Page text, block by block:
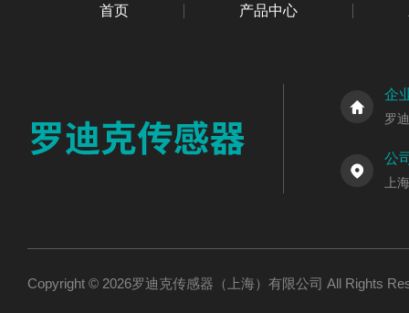
首页 产品中心
企
罗
公
上
Copyright © 2026罗迪克传感器（上海）有限公司 All Rights